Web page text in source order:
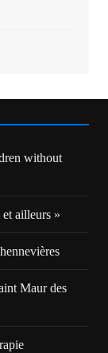
without
ailleurs »
Maur des